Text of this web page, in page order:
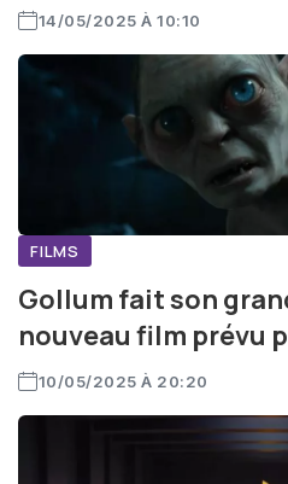
14/05/2025 À 10:10
FILMS
Gollum fait son
nouveau film prévu
10/05/2025 À 20:20